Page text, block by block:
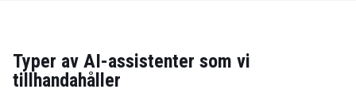
Typer av AI-assistenter som vi
tillhandahåller